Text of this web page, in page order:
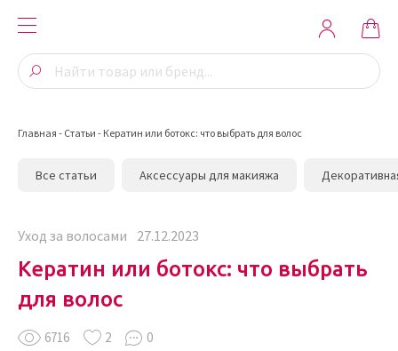
Главная - Статьи - Кератин или ботокс: что выбрать для волос
Все статьи Аксессуары для макияжа
Уход за волосами 27.12.2023
6716 2 0
Кератин или ботокс: что выбрать
для волос